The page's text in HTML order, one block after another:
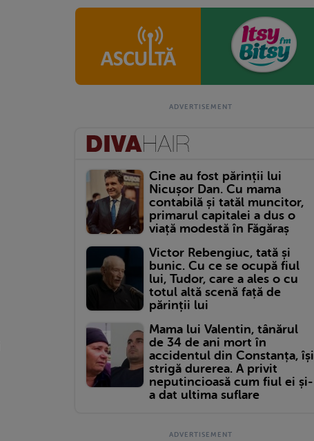
Cine au fost părinții lui
Nicușor Dan. Cu mama
contabilă și tatăl muncitor,
primarul capitalei a dus o
viață modestă în Făgăraș
Victor Rebengiuc, tată și
bunic. Cu ce se ocupă fiul
lui, Tudor, care a ales o cu
totul altă scenă față de
părinții lui
Mama lui Valentin, tânărul
de 34 de ani mort în
accidentul din Constanța, își
strigă durerea. A privit
neputincioasă cum fiul ei și-
a dat ultima suflare